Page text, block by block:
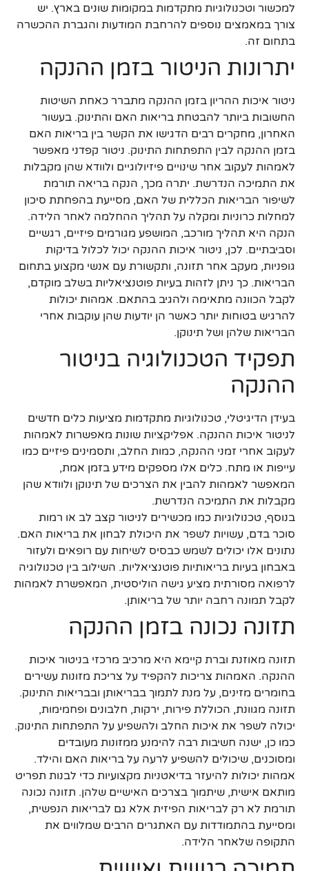
למכשור וטכנולוגיות מתקדמות במקומות שונים בארץ. יש
צורך במאמצים נוספים להרחבת המודעות והגברת ההכשרה
בתחום זה.
יתרונות הניטור בזמן ההנקה
ניטור איכות ההריון בזמן ההנקה מתברר כאחת השיטות
החשובות ביותר להבטחת בריאות האם והתינוק. בעשור
האחרון, מחקרים רבים הדגישו את הקשר בין בריאות האם
בזמן ההנקה לבין התפתחות התינוק. ניטור קפדני מאפשר
לאמהות לעקוב אחר שינויים פיזיולוגיים ולוודא שהן מקבלות
את התמיכה הנדרשת. יתרה מכך, הנקה בריאה תורמת
לשיפור הבריאות הכללית של האם, מסייעת בהפחתת סיכון
למחלות כרוניות ומקלה על תהליך ההחלמה לאחר הלידה.
הנקה היא תהליך מורכב, המושפע מגורמים פיזיים, רגשיים
וסביבתיים. לכן, ניטור איכות ההנקה יכול לכלול בדיקות
גופניות, מעקב אחר תזונה, ותקשורת עם אנשי מקצוע בתחום
הבריאות. כך ניתן לזהות בעיות פוטנציאליות בשלב מוקדם,
לקבל הכוונה מתאימה ולהגיב בהתאם. אמהות יכולות
להרגיש בטוחות יותר כאשר הן יודעות שהן עוקבות אחרי
הבריאות שלהן ושל תינוקן.
תפקיד הטכנולוגיה בניטור
ההנקה
בעידן הדיגיטלי, טכנולוגיות מתקדמות מציעות כלים חדשים
לניטור איכות ההנקה. אפליקציות שונות מאפשרות לאמהות
לעקוב אחרי זמני ההנקה, כמות החלב, ותסמינים פיזיים כמו
עייפות או מתח. כלים אלו מספקים מידע בזמן אמת,
המאפשר לאמהות להבין את הצרכים של תינוקן ולוודא שהן
מקבלות את התמיכה הנדרשת.
בנוסף, טכנולוגיות כמו מכשירים לניטור קצב לב או רמות
סוכר בדם, עשויות לשפר את היכולת לבחון את בריאות האם.
נתונים אלו יכולים לשמש כבסיס לשיחות עם רופאים ולעזור
באבחון בעיות בריאותיות פוטנציאליות. השילוב בין טכנולוגיה
לרפואה מסורתית מציע גישה הוליסטית, המאפשרת לאמהות
לקבל תמונה רחבה יותר של בריאותן.
תזונה נכונה בזמן ההנקה
תזונה מאוזנת וברת קיימא היא מרכיב מרכזי בניטור איכות
ההנקה. האמהות צריכות להקפיד על צריכת מזונות עשירים
בחומרים מזינים, על מנת לתמוך בבריאותן ובבריאות התינוק.
תזונה מגוונת, הכוללת פירות, ירקות, חלבונים ופחמימות,
יכולה לשפר את איכות החלב ולהשפיע על התפתחות התינוק.
כמו כן, ישנה חשיבות רבה להימנע ממזונות מעובדים
ומסוכנים, שיכולים להשפיע לרעה על בריאות האם והילד.
אמהות יכולות להיעזר בדיאטניות מקצועיות כדי לבנות תפריט
מותאם אישית, שיתמוך בצרכים האישיים שלהן. תזונה נכונה
תורמת לא רק לבריאות הפיזית אלא גם לבריאות הנפשית,
ומסייעת בהתמודדות עם האתגרים הרבים שמלווים את
התקופה שלאחר הלידה.